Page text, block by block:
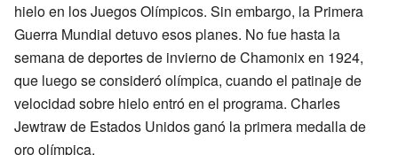
hielo en los Juegos Olímpicos. Sin embargo, la Primera
Guerra Mundial detuvo esos planes. No fue hasta la
semana de deportes de invierno de Chamonix en 1924,
que luego se consideró olímpica, cuando el patinaje de
velocidad sobre hielo entró en el programa. Charles
Jewtraw de Estados Unidos ganó la primera medalla de
oro olímpica.